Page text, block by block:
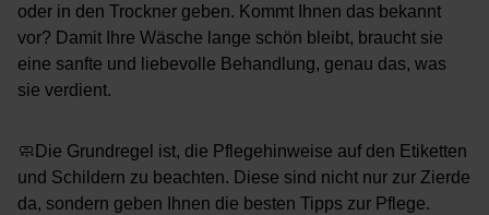
oder in den Trockner geben. Kommt Ihnen das bekannt
vor? Damit Ihre Wäsche lange schön bleibt, braucht sie
eine sanfte und liebevolle Behandlung, genau das, was
sie verdient.
🧼Die Grundregel ist, die Pflegehinweise auf den Etiketten
und Schildern zu beachten. Diese sind nicht nur zur Zierde
da, sondern geben Ihnen die besten Tipps zur Pflege.